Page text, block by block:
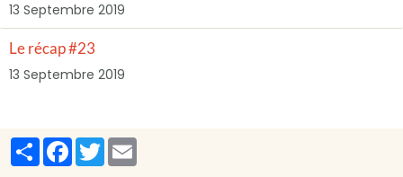
13 Septembre 2019
Le récap #23
13 Septembre 2019
PartagerFacebook
Twitter